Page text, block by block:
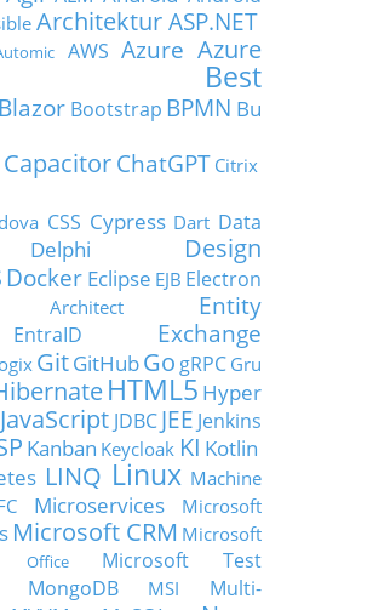
Architektur ASP.NET
AWS Azure Azure
Best
Blazor Bootstrap BPMN Bu
Capacitor ChatGPT Citrix
CSS Cypress Dart Data
Delphi
Design
Docker Eclipse EJB Electron
Architect
Entity
EntraID
Exchange
GitGitHubGo gRPC Gru
HTML5 Hyper
JavaScript JDBC JEE Jenkins
Kanban Keycloak KI Kotlin
LINQ Linux Machine
Microservices
Microsoft
Microsoft CRM Microsoft
Office
Microsoft Test
MongoDB MSI
Multi-